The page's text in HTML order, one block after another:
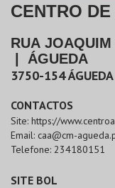
CENTRO
RUA
| ÁGUEDA
3750-154ÁGUEDA
CONTACTOS
Site: https://
Email: caa@cm-
Telefone: 234180151
SITE BOL